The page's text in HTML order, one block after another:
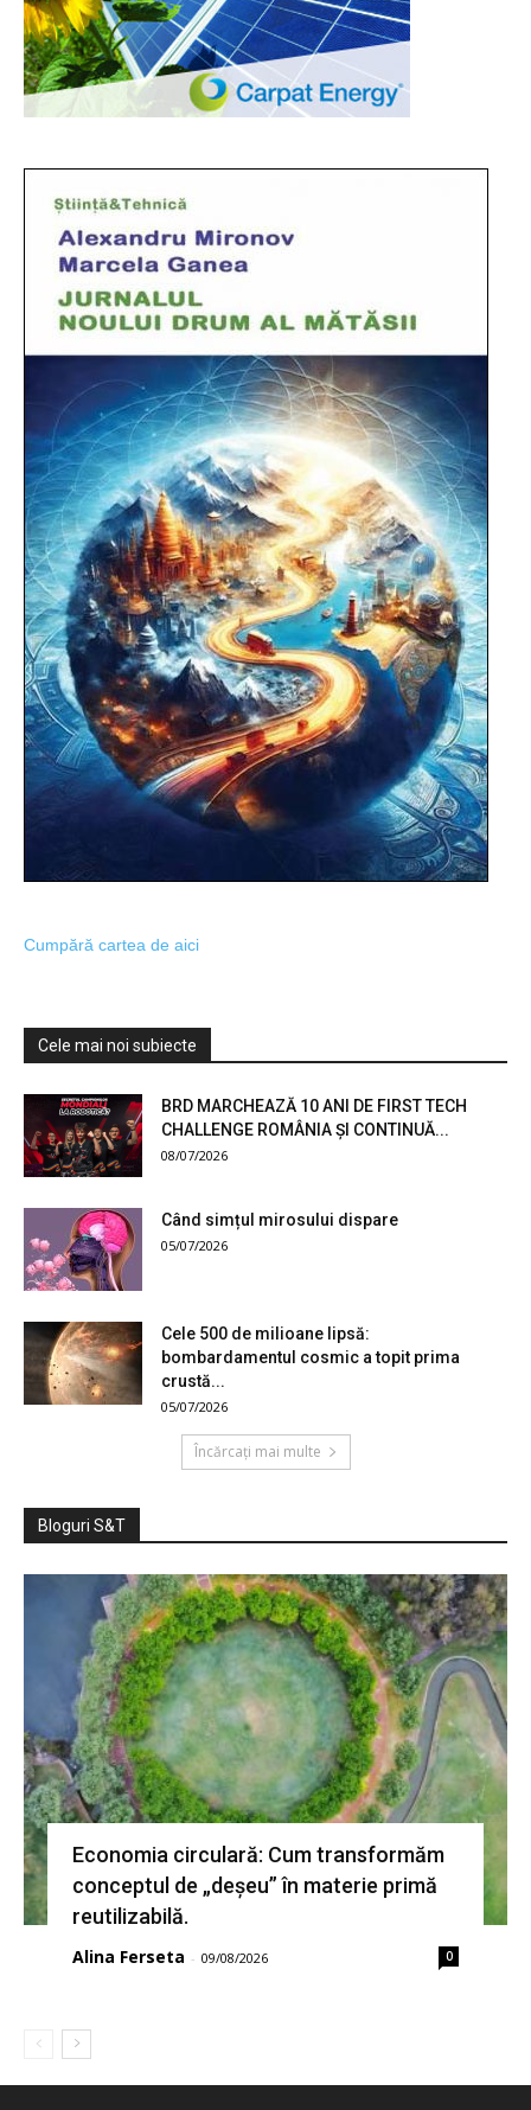
Cumpără cartea de aici
Cele mai noi subiecte
BRD MARCHEAZĂ 10 ANI DE FIRST TECH
CHALLENGE ROMÂNIA ȘI CONTINUĂ...
08/07/2026
Când simțul mirosului dispare
05/07/2026
Cele 500 de milioane lipsă:
bombardamentul cosmic a topit prima
crustă...
05/07/2026
Încărcați mai multe
Bloguri S&T
Economia circulară: Cum transformăm
conceptul de „deșeu” în materie primă
reutilizabilă.
Alina Ferseta - 09/08/2026 0